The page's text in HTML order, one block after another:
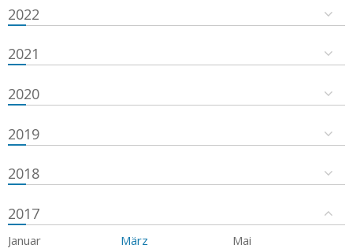
2022
2021
2020
2019
2018
2017
Januar März
Mai